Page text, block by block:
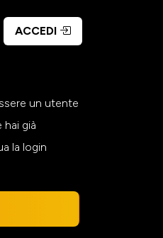
ACCEDI
un utente
hai già
la login